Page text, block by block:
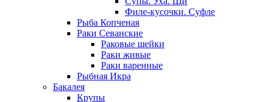
Филе-кусочки. Суфле
Рыба Копченая
Раки Севанские
Раковые шейки
Раки живые
Раки варенные
Рыбная Икра
Бакалея
Крупы